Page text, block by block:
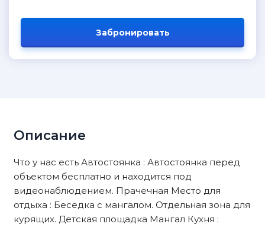
Забронировать
Описание
Что у нас есть Автостоянка : Автостоянка перед
объектом бесплатно и находится под
видеонаблюдением. Прачечная Место для
отдыха : Беседка с мангалом. Отдельная зона для
курящих. Детская площадка Мангал Кухня :